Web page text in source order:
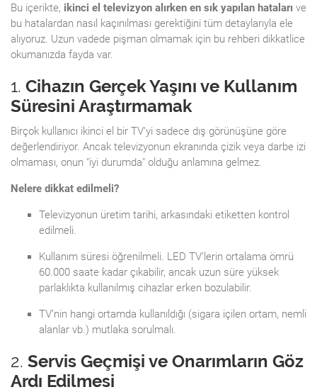
Bu içerikte, ikinci el televizyon alırken en sık yapılan hataları ve
bu hatalardan nasıl kaçınılması gerektiğini tüm detaylarıyla ele
alıyoruz. Uzun vadede pişman olmamak için bu rehberi dikkatlice
okumanızda fayda var.
1. Cihazın Gerçek Yaşını ve Kullanım
Süresini Araştırmamak
Birçok kullanıcı ikinci el bir TV’yi sadece dış görünüşüne göre
değerlendiriyor. Ancak televizyonun ekranında çizik veya darbe izi
olmaması, onun "iyi durumda" olduğu anlamına gelmez.
Nelere dikkat edilmeli?
Televizyonun üretim tarihi, arkasındaki etiketten kontrol
edilmeli.
Kullanım süresi öğrenilmeli. LED TV’lerin ortalama ömrü
60.000 saate kadar çıkabilir, ancak uzun süre yüksek
parlaklıkta kullanılmış cihazlar erken bozulabilir.
TV’nin hangi ortamda kullanıldığı (sigara içilen ortam, nemli
alanlar vb.) mutlaka sorulmalı.
2. Servis Geçmişi ve Onarımların Göz
Ardı Edilmesi